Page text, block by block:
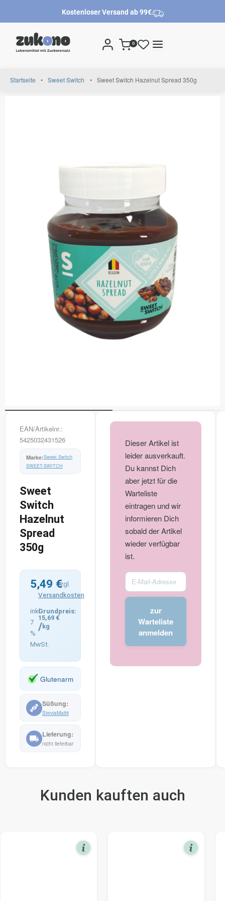
Kostenloser Versand ab 99€
0
Startseite • Sweet Switch • Sweet Switch Hazelnut Spread 350g
EAN/Artikelnr.:
5425032431526
Sweet Switch
SWEET-SWITCH
Sweet
Switch
Hazelnut
Spread
350g
5,49 €
inkl.
7
%
MwSt.
zzgl.
Versandkosten
15,69 €
/kg
Glutenarm
SteviaMaltit
nicht lieferbar
Dieser Artikel ist
leider ausverkauft.
Du kannst Dich
aber jetzt für die
Warteliste
eintragen und wir
informieren Dich
sobald der Artikel
wieder verfügbar
ist.
Enter
your
email
address
waitlist
zur
Warteliste
anmelden
Kunden kauften auch